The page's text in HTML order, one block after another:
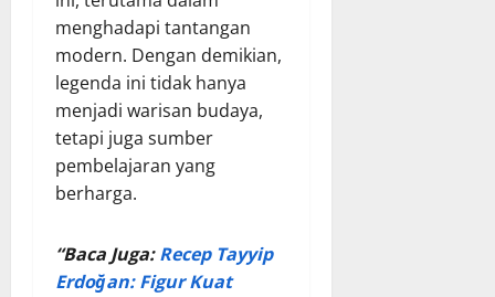
menghadapi tantangan
modern. Dengan demikian,
legenda ini tidak hanya
menjadi warisan budaya,
tetapi juga sumber
pembelajaran yang
berharga.
“Baca Juga:Recep Tayyip
Erdoğan: Figur Kuat